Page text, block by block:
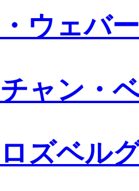
ウェバー
ャン・
ズベル